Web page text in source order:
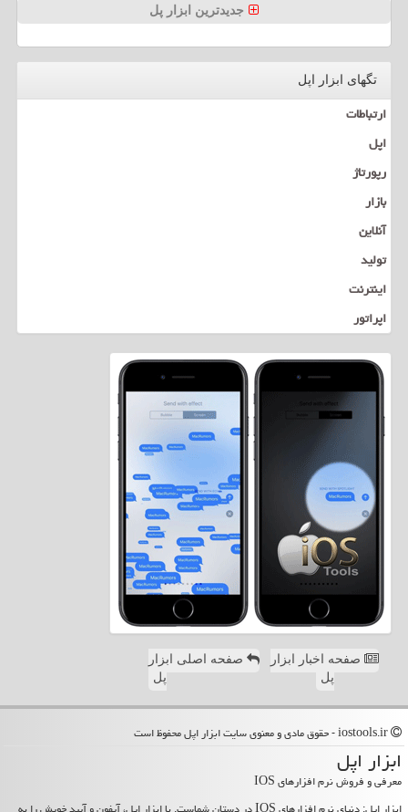
جدیدترین ابزار پل
تگهای ابزار اپل
ارتباطات
اپل
رپورتاژ
بازار
آنلاین
تولید
اینترنت
اپراتور
صفحه اخبار ابزار
پل
صفحه اصلی ابزار
پل
ابزار اپل
معرفی و فروش نرم افزارهای IOS